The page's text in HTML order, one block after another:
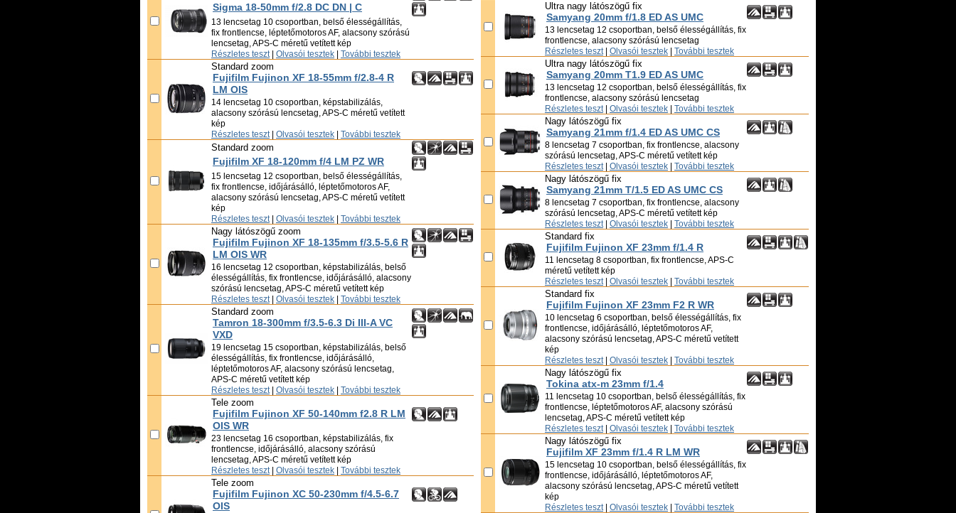
Sigma 18-50mm f/2.8 DC DN | C
13 lencsetag 10 csoportban, belső élességállítás,
fix frontlencse, léptetőmotoros AF, alacsony szórású
lencsetag, APS-C méretű vetített kép
Részletes teszt Olvasói tesztek További tesztek
Standard zoom
Fujifilm Fujinon XF 18-55mm f/2.8-4 R
LM OIS
14 lencsetag 10 csoportban, képstabilizálás,
alacsony szórású lencsetag, APS-C méretű vetített
kép
Részletes teszt Olvasói tesztek További tesztek
Standard zoom
Fujifilm XF 18-120mm f/4 LM PZ WR
15 lencsetag 12 csoportban, belső élességállítás,
fix frontlencse, időjárásálló, léptetőmotoros AF,
alacsony szórású lencsetag, APS-C méretű vetített
kép
Részletes teszt Olvasói tesztek További tesztek
Nagy látószögű zoom
Fujifilm Fujinon XF 18-135mm f/3.5-5.6 R
LM OIS WR
16 lencsetag 12 csoportban, képstabilizálás, belső
élességállítás, fix frontlencse, időjárásálló, alacsony
szórású lencsetag, APS-C méretű vetített kép
Részletes teszt Olvasói tesztek További tesztek
Standard zoom
Tamron 18-300mm f/3.5-6.3 Di III-A VC
VXD
19 lencsetag 15 csoportban, képstabilizálás, belső
élességállítás, fix frontlencse, időjárásálló,
léptetőmotoros AF, alacsony szórású lencsetag,
APS-C méretű vetített kép
Részletes teszt Olvasói tesztek További tesztek
Tele zoom
Fujifilm Fujinon XF 50-140mm f2.8 R LM
OIS WR
23 lencsetag 16 csoportban, képstabilizálás, fix
frontlencse, időjárásálló, alacsony szórású
lencsetag, APS-C méretű vetített kép
Részletes teszt Olvasói tesztek További tesztek
Tele zoom
Fujifilm Fujinon XC 50-230mm f/4.5-6.7
OIS
Ultra nagy látószögű fix
Samyang 20mm f/1.8 ED AS UMC
13 lencsetag 12 csoportban, belső élességállítás, fix
frontlencse, alacsony szórású lencsetag
Részletes teszt Olvasói tesztek További tesztek
Ultra nagy látószögű fix
Samyang 20mm T1.9 ED AS UMC
13 lencsetag 12 csoportban, belső élességállítás, fix
frontlencse, alacsony szórású lencsetag
Részletes teszt Olvasói tesztek További tesztek
Nagy látószögű fix
Samyang 21mm f/1.4 ED AS UMC CS
8 lencsetag 7 csoportban, fix frontlencse, alacsony
szórású lencsetag, APS-C méretű vetített kép
Részletes teszt Olvasói tesztek További tesztek
Nagy látószögű fix
Samyang 21mm T/1.5 ED AS UMC CS
8 lencsetag 7 csoportban, fix frontlencse, alacsony
szórású lencsetag, APS-C méretű vetített kép
Részletes teszt Olvasói tesztek További tesztek
Standard fix
Fujifilm Fujinon XF 23mm f/1.4 R
11 lencsetag 8 csoportban, fix frontlencse, APS-C
méretű vetített kép
Részletes teszt Olvasói tesztek További tesztek
Standard fix
Fujifilm Fujinon XF 23mm F2 R WR
10 lencsetag 6 csoportban, belső élességállítás, fix
frontlencse, időjárásálló, léptetőmotoros AF,
alacsony szórású lencsetag, APS-C méretű vetített
kép
Részletes teszt Olvasói tesztek További tesztek
Nagy látószögű fix
Tokina atx-m 23mm f/1.4
11 lencsetag 10 csoportban, belső élességállítás, fix
frontlencse, léptetőmotoros AF, alacsony szórású
lencsetag, APS-C méretű vetített kép
Részletes teszt Olvasói tesztek További tesztek
Nagy látószögű fix
Fujifilm XF 23mm f/1.4 R LM WR
15 lencsetag 10 csoportban, belső élességállítás, fix
frontlencse, időjárásálló, léptetőmotoros AF,
alacsony szórású lencsetag, APS-C méretű vetített
kép
Részletes teszt Olvasói tesztek További tesztek